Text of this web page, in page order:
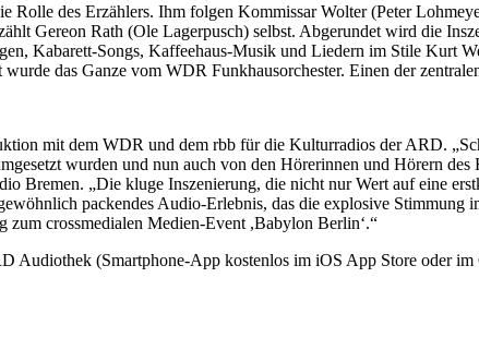
des Erzählers. Ihm folgen Kommissar Wolter (Peter
Gereon Rath (Ole Lagerpusch) selbst. Abgerundet wird die
Kabarett-Songs, Kaffeehaus-Musik und Liedern im Stile Kurt
das Ganze vom WDR Funkhausorchester. Einen der
mit dem WDR und dem rbb für die Kulturradios der ARD.
wurden und nun auch von den Hörerinnen und Hörern
Bremen. „Die kluge Inszenierung, die nicht nur Wert auf eine
packendes Audio-Erlebnis, das die explosive Stimmung
zum crossmedialen Medien-Event ,Babylon Berlin‘.“
(Smartphone-App kostenlos im iOS App Store oder im